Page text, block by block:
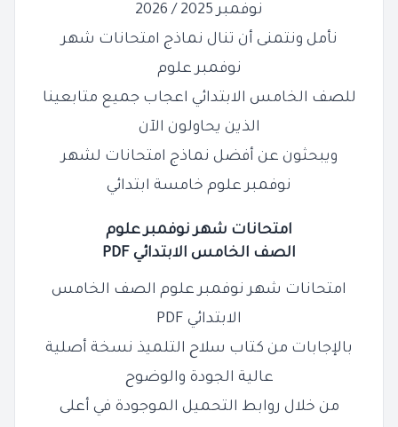
نوفمبر 2025 / 2026
نأمل ونتمنى أن تنال نماذج امتحانات شهر
نوفمبر علوم
للصف الخامس الابتدائي اعجاب جميع متابعينا
الذين يحاولون الآن
ويبحثون عن أفضل نماذج امتحانات لشهر
نوفمبر علوم خامسة ابتدائي
امتحانات شهر نوفمبر علوم
الصف الخامس الابتدائي PDF
امتحانات شهر نوفمبر علوم الصف الخامس
الابتدائي PDF
بالإجابات من كتاب سلاح التلميذ نسخة أصلية
عالية الجودة والوضوح
من خلال روابط التحميل الموجودة في أعلى